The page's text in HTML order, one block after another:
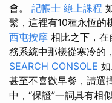
會。 記帳士 線上課程
繫，這裡有10種永恆的
西屯按摩 相比之下，在
務系統中那樣從寒冷的
SEARCH CONSOLE
甚至不喜歡早餐，請選
中，“保證”一詞具有相